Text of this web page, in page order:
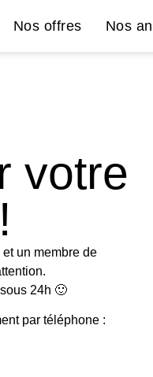
Nos offres Nos
votre
un membre de
24h 🙂
par téléphone :